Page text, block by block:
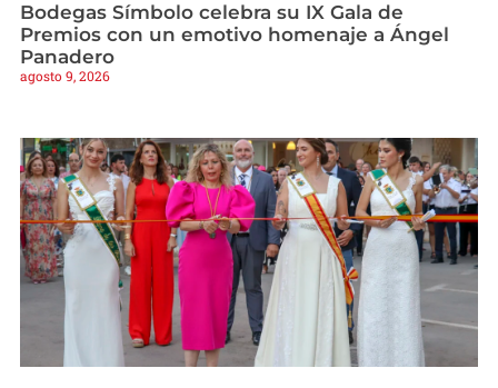
Bodegas Símbolo celebra su IX Gala de
Premios con un emotivo homenaje a Ángel
Panadero
agosto 9, 2026